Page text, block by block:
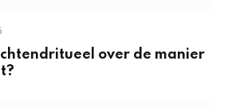
over de manier